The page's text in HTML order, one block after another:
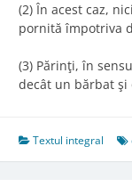
(2) În acest caz,
pornită împotriva
(3) Părinţi, în
decât un bărbat şi
Textul integral